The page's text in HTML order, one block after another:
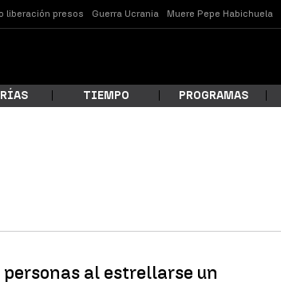
liberación presos Guerra Ucrania Muere Pepe Habichuela
TIEMPO PROGRAMAS
personas al estrellarse un